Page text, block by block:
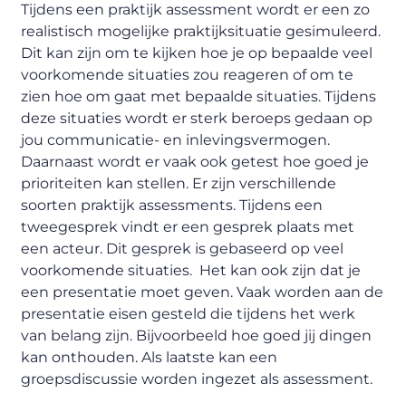
Tijdens een praktijk assessment wordt er een zo
realistisch mogelijke praktijksituatie gesimuleerd.
Dit kan zijn om te kijken hoe je op bepaalde veel
voorkomende situaties zou reageren of om te
zien hoe om gaat met bepaalde situaties. Tijdens
deze situaties wordt er sterk beroeps gedaan op
jou communicatie- en inlevingsvermogen.
Daarnaast wordt er vaak ook getest hoe goed je
prioriteiten kan stellen. Er zijn verschillende
soorten praktijk assessments. Tijdens een
tweegesprek vindt er een gesprek plaats met
een acteur. Dit gesprek is gebaseerd op veel
voorkomende situaties. Het kan ook zijn dat je
een presentatie moet geven. Vaak worden aan de
presentatie eisen gesteld die tijdens het werk
van belang zijn. Bijvoorbeeld hoe goed jij dingen
kan onthouden. Als laatste kan een
groepsdiscussie worden ingezet als assessment.